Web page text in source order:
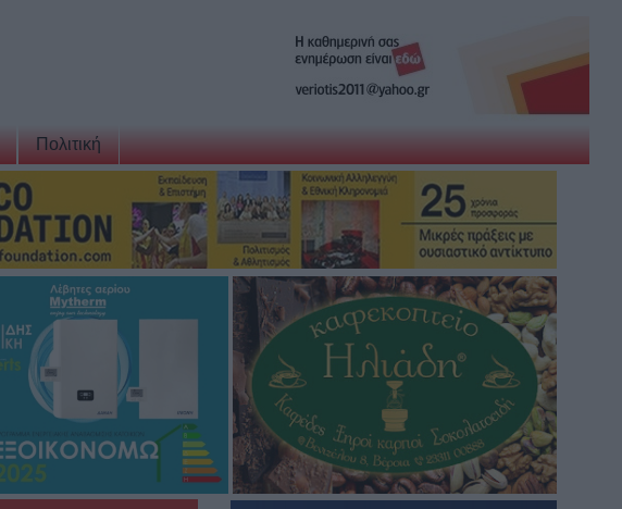
Πολιτική